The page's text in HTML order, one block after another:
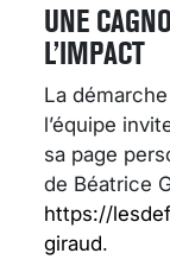
UNE
L’IMPACT
La
l’équipe
sa page
de Béatrice
https://
giraud.